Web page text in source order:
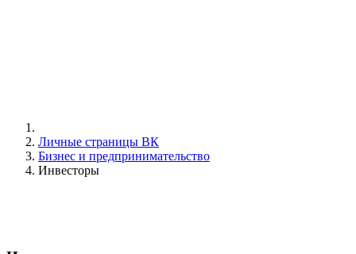
Личные страницы ВК
Бизнес и предпринимательство
Инвесторы